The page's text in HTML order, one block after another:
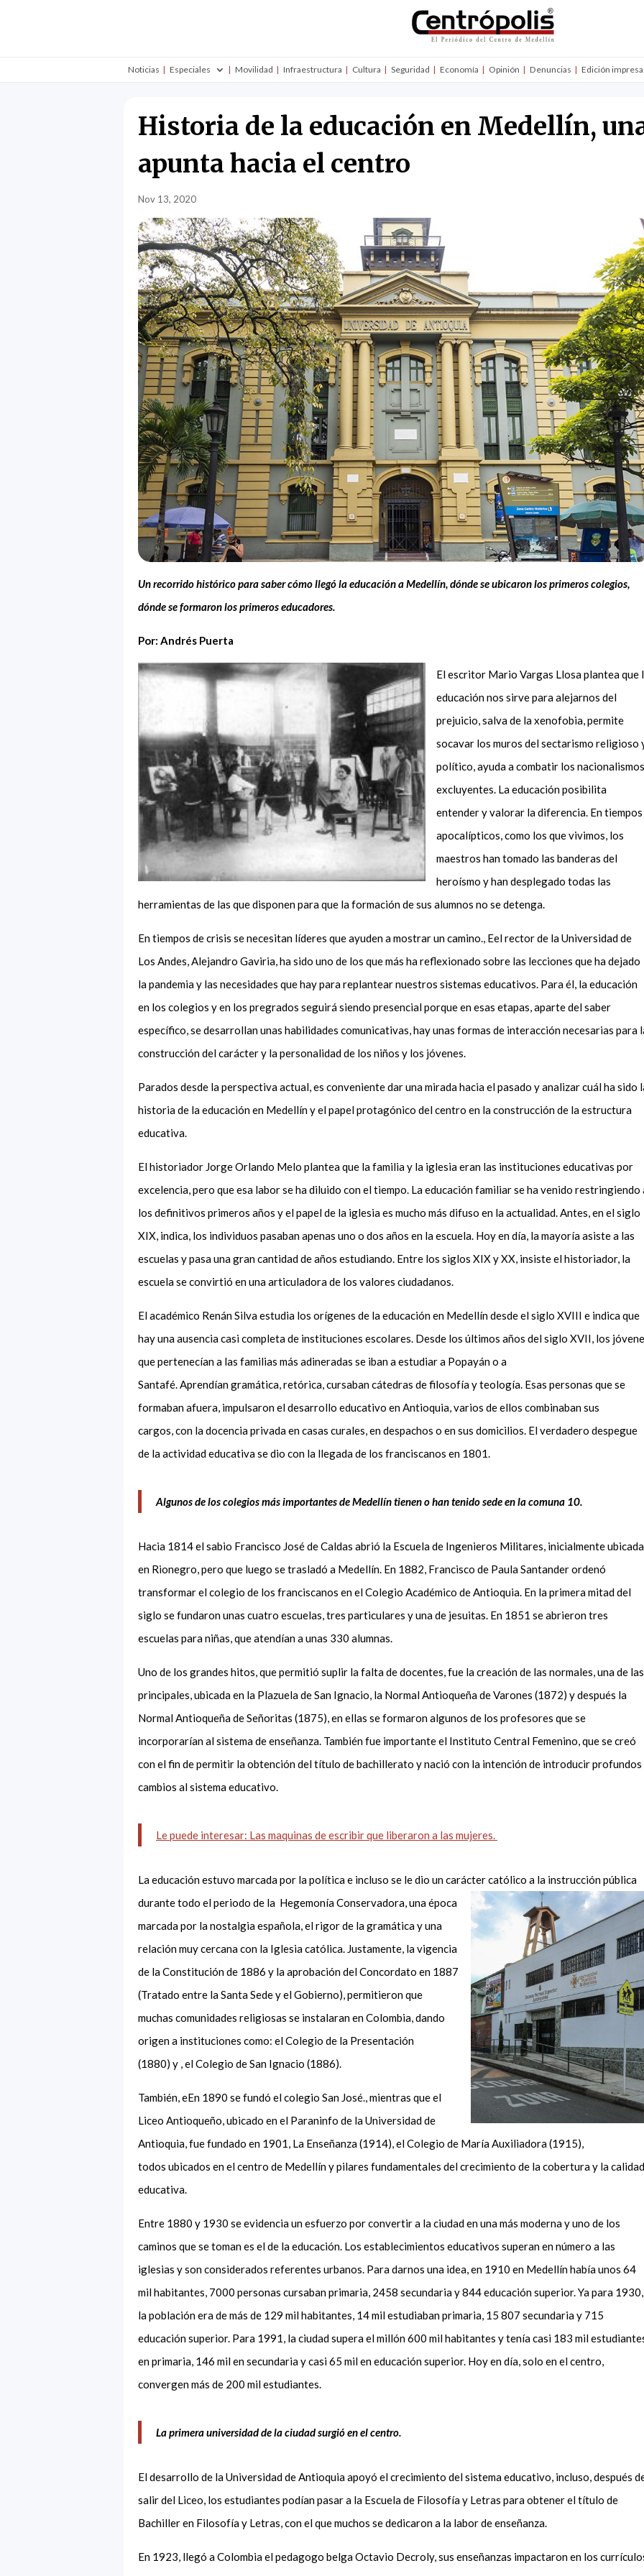
Noticias Especiales Movilidad Infraestructura Cultura Seguridad Economía Opinión Denuncias Edición impresa
Historia de la educación en Medellín,
apunta hacia el centro
Nov 13, 2020
Un recorrido histórico para saber cómo llegó la educación a Medellín, dónde se ubicaron los primeros colegios,
dónde se formaron los primeros educadores.
Por: Andrés Puerta
El escritor Mario Vargas Llosa plantea que
educación nos sirve para alejarnos del
prejuicio, salva de laxenofobia, permite
socavar los muros del sectarismo religioso
político, ayuda a combatir los nacionalismos
excluyentes. La educación posibilita
entender y valorar la diferencia. En tiempos
apocalípticos, como los quevivimos, los
maestros han tomado las banderas del
heroísmo y han desplegado todas las
herramientas de las que disponenpara que la formación de sus alumnos no se detenga.
En tiempos de crisis se necesitan líderes que ayuden a mostrar un camino., Eel rector de la Universidad de
Los Andes, Alejandro Gaviria, ha sido uno de los que más ha reflexionado sobre las lecciones que ha dejado
la pandemia y las necesidades que hay para replantear nuestros sistemas educativos. Para él, la educación
en los colegios y en los pregrados seguirá siendo presencial porque en esas etapas, aparte del saber
específico, se desarrollan unas habilidades comunicativas, hay unas formas de interacción necesarias para
construcción del carácter y la personalidad de los niños y los jóvenes.
Parados desde la perspectiva actual, es conveniente dar una mirada hacia el pasado y analizar cuál ha sido
historia de la educación en Medellín y el papel protagónico del centro en la construcción de la estructura
educativa.
El historiador Jorge Orlando Melo plantea que la familia y la iglesia eran las instituciones educativas por
excelencia, pero que esa labor se ha diluido con el tiempo. La educación familiar seha venido restringiendo
los definitivos primeros años y el papel de la iglesia es mucho más difuso en la actualidad. Antes, en el siglo
XIX, indica, los individuos pasaban apenas uno o dos años en la escuela. Hoy en día, la mayoría asiste a las
escuelas y pasa unagran cantidad de años estudiando. Entre los siglos XIX y XX, insiste el historiador, la
escuela se convirtió en unaarticuladora de los valores ciudadanos.
El académico Renán Silva estudia los orígenes de la educación en Medellín desde el siglo XVIII e indica que
hay una ausencia casi completa de instituciones escolares. Desde los últimos años del siglo XVII, los
que pertenecíana las familias más adineradas se iban a estudiar a Popayán o a
Santafé.Aprendíangramática, retórica, cursaban cátedras de filosofía y teología. Esas personas que se
formaban afuera, impulsaron el desarrollo educativo en Antioquia, varios de ellos combinaban sus
cargos,con la docencia privada en casas curales, endespachos o en sus domicilios. El verdadero despegue
de la actividad educativa se dio con la llegada de los franciscanos en 1801.
Algunos de los colegios más importantes de Medellín tienen o han tenido sede en la comuna 10.
Hacia 1814 el sabio Francisco José de Caldas abrió la Escuela de Ingenieros Militares, inicialmente ubicada
en Rionegro, pero que luego se trasladó a Medellín. En 1882, Francisco de Paula Santander ordenó
transformar el colegio de los franciscanos en el Colegio Académico de Antioquia. En la primera mitad del
siglo se fundaron unas cuatro escuelas, tres particulares y una de jesuitas. En 1851 se abrieron tres
escuelas para niñas, que atendían a unas 330 alumnas.
Uno de los grandes hitos, que permitió suplir la falta de docentes, fue la creación de las normales, una de las
principales,ubicada en la Plazuela de San Ignacio, la Normal Antioqueña de Varones (1872) y después la
Normal Antioqueña de Señoritas (1875), en ellas se formaron algunos de los profesores que se
incorporarían al sistema de enseñanza. También fue importante el Instituto Central Femenino, que se creó
con el fin de permitir la obtención del título de bachillerato y nació con la intenciónde introducir profundos
cambios al sistema educativo.
Le puede interesar: Las maquinas de escribir que liberaron a las mujeres.
La educación estuvo marcada por la política e incluso se le dio un carácter católico a la instrucciónpública
durante todo el periodo de la Hegemonía Conservadora, una época
marcada por la nostalgia española, el rigor de la gramática y una
relación muy cercana con la Iglesia católica. Justamente, la vigencia
de la Constitución de 1886 y la aprobación del Concordato en 1887
(Tratado entre la Santa Sede y el Gobierno), permitieron que
muchas comunidades religiosas se instalaran en Colombia, dando
origen a instituciones como: el Colegio de la Presentación
(1880) y ,el Colegio de San Ignacio (1886).
También, eEn 1890 se fundó el colegio San José.,mientras queel
Liceo Antioqueño, ubicado en el Paraninfo de la Universidad de
Antioquia,fue fundado en 1901, La Enseñanza (1914), el Colegio de María Auxiliadora (1915),
todos ubicados en el centro de Medellín y pilares fundamentales del crecimiento de la cobertura y la calidad
educativa.
Entre 1880 y 1930 se evidencia un esfuerzo por convertir a la ciudad en una más moderna yuno de los
caminos que se toman es el de la educación. Los establecimientos educativos superanen número a las
iglesias y son considerados referentes urbanos. Para darnos una idea,en 1910 en Medellín había unos 64
mil habitantes, 7000 personas cursaban primaria, 2458 secundaria y 844 educación superior. Ya para 1930,
la población era de más de 129 mil habitantes, 14 mil estudiaban primaria, 15 807 secundaria y 715
educación superior. Para 1991, la ciudad supera el millón 600 mil habitantes y tenía casi 183 mil
en primaria, 146 mil en secundaria y casi 65 mil en educación superior. Hoy en día, solo en el centro,
convergen más de 200 mil estudiantes.
La primera universidad de la ciudad surgió en el centro.
El desarrollo de la Universidad de Antioquia apoyó el crecimiento del sistema educativo, incluso,después
salir del Liceo, los estudiantes podían pasar a la Escuela de Filosofía y Letras para obtener el título de
Bachiller en Filosofía y Letras, con el que muchos se dedicaron a la labor de enseñanza.
En 1923, llegó a Colombia el pedagogo belga Octavio Decroly, sus enseñanzas impactaron en los